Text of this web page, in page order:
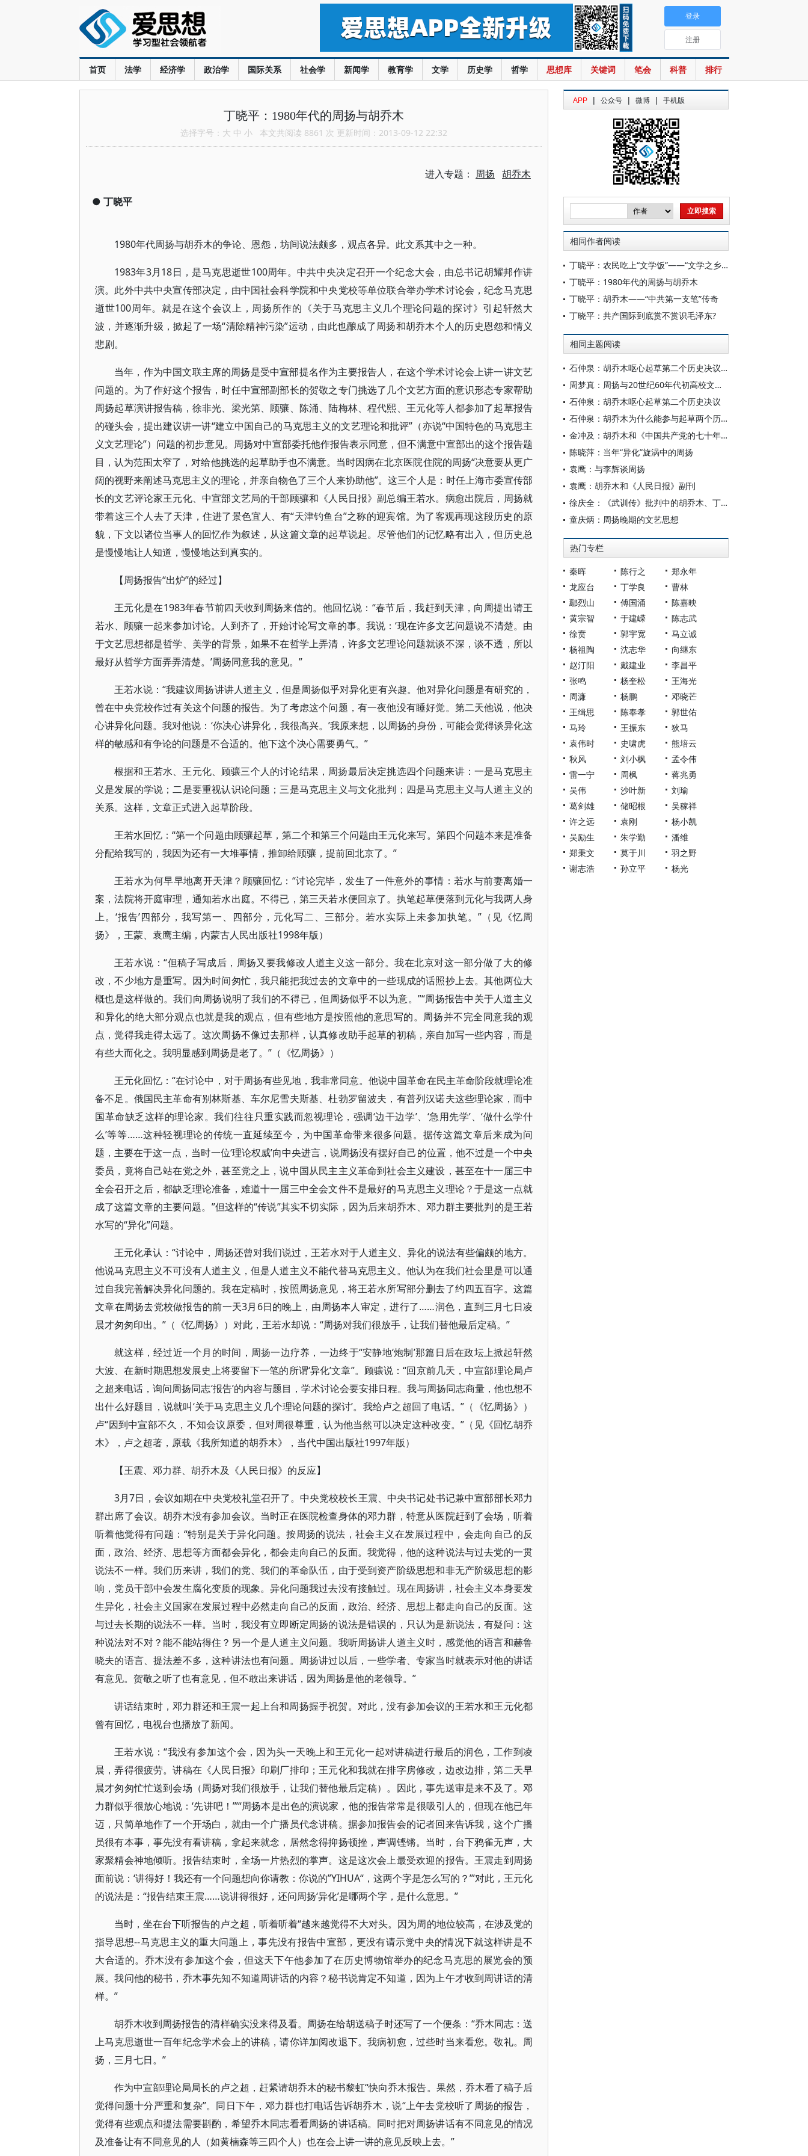
首页 法学 经济学 政治学 国际关系 社会学 新闻学 教育学 文学 历史学 哲学 思想库 关键词 笔会 科普 排行
登录
注册
丁晓平：1980年代的周扬与胡乔木
选择字号： 大 中 小 本文共阅读 8861 次 更新时间：2013-09-12 22:32
进入专题： 周扬 胡乔木
● 丁晓平
1980年代周扬与胡乔木的争论、恩怨，坊间说法颇多，观点各异。此文系其中之一种。
1983年3月18日，是马克思逝世100周年。中共中央决定召开一个纪念大会，由总书记胡耀邦作讲
演。此外中共中央宣传部决定，由中国社会科学院和中央党校等单位联合举办学术讨论会，纪念马克思
逝世100周年。就是在这个会议上，周扬所作的《关于马克思主义几个理论问题的探讨》引起轩然大
波，并逐渐升级，掀起了一场“清除精神污染”运动，由此也酿成了周扬和胡乔木个人的历史恩怨和情义
悲剧。
当年，作为中国文联主席的周扬是受中宣部提名作为主要报告人，在这个学术讨论会上讲一讲文艺
问题的。为了作好这个报告，时任中宣部副部长的贺敬之专门挑选了几个文艺方面的意识形态专家帮助
周扬起草演讲报告稿，徐非光、梁光第、顾骧、陈涌、陆梅林、程代熙、王元化等人都参加了起草报告
的碰头会，提出建议讲一讲“建立中国自己的马克思主义的文艺理论和批评”（亦说“中国特色的马克思主
义文艺理论”）问题的初步意见。周扬对中宣部委托他作报告表示同意，但不满意中宣部出的这个报告题
目，认为范围太窄了，对给他挑选的起草助手也不满意。当时因病在北京医院住院的周扬“决意要从更广
阔的视野来阐述马克思主义的理论，并亲自物色了三个人来协助他”。这三个人是：时任上海市委宣传部
长的文艺评论家王元化、中宣部文艺局的干部顾骧和《人民日报》副总编王若水。病愈出院后，周扬就
带着这三个人去了天津，住进了景色宜人、有“天津钓鱼台”之称的迎宾馆。为了客观再现这段历史的原
貌，下文以诸位当事人的回忆作为叙述，从这篇文章的起草说起。尽管他们的记忆略有出入，但历史总
是慢慢地让人知道，慢慢地达到真实的。
【周扬报告“出炉”的经过】
王元化是在1983年春节前四天收到周扬来信的。他回忆说：“春节后，我赶到天津，向周提出请王
若水、顾骧一起来参加讨论。人到齐了，开始讨论写文章的事。我说：‘现在许多文艺问题说不清楚。由
于文艺思想都是哲学、美学的背景，如果不在哲学上弄清，许多文艺理论问题就谈不深，谈不透，所以
最好从哲学方面弄弄清楚。’周扬同意我的意见。”
王若水说：“我建议周扬讲讲人道主义，但是周扬似乎对异化更有兴趣。他对异化问题是有研究的，
曾在中央党校作过有关这个问题的报告。为了考虑这个问题，有一夜他没有睡好觉。第二天他说，他决
心讲异化问题。我对他说：‘你决心讲异化，我很高兴。’我原来想，以周扬的身份，可能会觉得谈异化这
样的敏感和有争论的问题是不合适的。他下这个决心需要勇气。”
根据和王若水、王元化、顾骧三个人的讨论结果，周扬最后决定挑选四个问题来讲：一是马克思主
义是发展的学说；二是要重视认识论问题；三是马克思主义与文化批判；四是马克思主义与人道主义的
关系。这样，文章正式进入起草阶段。
王若水回忆：“第一个问题由顾骧起草，第二个和第三个问题由王元化来写。第四个问题本来是准备
分配给我写的，我因为还有一大堆事情，推卸给顾骧，提前回北京了。”
王若水为何早早地离开天津？顾骧回忆：“讨论完毕，发生了一件意外的事情：若水与前妻离婚一
案，法院将开庭审理，通知若水出庭。不得已，第三天若水便回京了。执笔起草便落到元化与我两人身
上。‘报告’四部分，我写第一、四部分，元化写二、三部分。若水实际上未参加执笔。”（见《忆周
扬》，王蒙、袁鹰主编，内蒙古人民出版社1998年版）
王若水说：“但稿子写成后，周扬又要我修改人道主义这一部分。我在北京对这一部分做了大的修
改，不少地方是重写。因为时间匆忙，我只能把我过去的文章中的一些现成的话照抄上去。其他两位大
概也是这样做的。我们向周扬说明了我们的不得已，但周扬似乎不以为意。”“周扬报告中关于人道主义
和异化的绝大部分观点也就是我的观点，但有些地方是按照他的意思写的。周扬并不完全同意我的观
点，觉得我走得太远了。这次周扬不像过去那样，认真修改助手起草的初稿，亲自加写一些内容，而是
有些大而化之。我明显感到周扬是老了。”（《忆周扬》）
王元化回忆：“在讨论中，对于周扬有些见地，我非常同意。他说中国革命在民主革命阶段就理论准
备不足。俄国民主革命有别林斯基、车尔尼雪夫斯基、杜勃罗留波夫，有普列汉诺夫这些理论家，而中
国革命缺乏这样的理论家。我们往往只重实践而忽视理论，强调‘边干边学’、‘急用先学’、‘做什么学什
么’等等……这种轻视理论的传统一直延续至今，为中国革命带来很多问题。据传这篇文章后来成为问
题，主要在于这一点，当时一位‘理论权威’向中央进言，说周扬没有摆好自己的位置，他不过是一个中央
委员，竟将自己站在党之外，甚至党之上，说中国从民主主义革命到社会主义建设，甚至在十一届三中
全会召开之后，都缺乏理论准备，难道十一届三中全会文件不是最好的马克思主义理论？于是这一点就
成了这篇文章的主要问题。”但这样的“传说”其实不切实际，因为后来胡乔木、邓力群主要批判的是王若
水写的“异化”问题。
王元化承认：“讨论中，周扬还曾对我们说过，王若水对于人道主义、异化的说法有些偏颇的地方。
他说马克思主义不可没有人道主义，但是人道主义不能代替马克思主义。他认为在我们社会里是可以通
过自我完善解决异化问题的。我在定稿时，按照周扬意见，将王若水所写部分删去了约四五百字。这篇
文章在周扬去党校做报告的前一天3月6日的晚上，由周扬本人审定，进行了……润色，直到三月七日凌
晨才匆匆印出。”（《忆周扬》）对此，王若水却说：“周扬对我们很放手，让我们替他最后定稿。”
就这样，经过近一个月的时间，周扬一边疗养，一边终于“安静地‘炮制’那篇日后在政坛上掀起轩然
大波、在新时期思想发展史上将要留下一笔的所谓‘异化’文章”。顾骧说：“回京前几天，中宣部理论局卢
之超来电话，询问周扬同志‘报告’的内容与题目，学术讨论会要安排日程。我与周扬同志商量，他也想不
出什么好题目，说就叫‘关于马克思主义几个理论问题的探讨’。我给卢之超回了电话。”（《忆周扬》）
卢“因到中宣部不久，不知会议原委，但对周很尊重，认为他当然可以决定这种改变。”（见《回忆胡乔
木》，卢之超著，原载《我所知道的胡乔木》，当代中国出版社1997年版）
【王震、邓力群、胡乔木及《人民日报》的反应】
3月7日，会议如期在中央党校礼堂召开了。中央党校校长王震、中央书记处书记兼中宣部部长邓力
群出席了会议。胡乔木没有参加会议。当时正在医院检查身体的邓力群，特意从医院赶到了会场，听着
听着他觉得有问题：“特别是关于异化问题。按周扬的说法，社会主义在发展过程中，会走向自己的反
面，政治、经济、思想等方面都会异化，都会走向自己的反面。我觉得，他的这种说法与过去党的一贯
说法不一样。我们历来讲，我们的党、我们的革命队伍，由于受到资产阶级思想和非无产阶级思想的影
响，党员干部中会发生腐化变质的现象。异化问题我过去没有接触过。现在周扬讲，社会主义本身要发
生异化，社会主义国家在发展过程中必然走向自己的反面，政治、经济、思想上都走向自己的反面。这
与过去长期的说法不一样。当时，我没有立即断定周扬的说法是错误的，只认为是新说法，有疑问：这
种说法对不对？能不能站得住？另一个是人道主义问题。我听周扬讲人道主义时，感觉他的语言和赫鲁
晓夫的语言、提法差不多，这种讲法也有问题。周扬讲过以后，一些学者、专家当时就表示对他的讲话
有意见。贺敬之听了也有意见，但不敢出来讲话，因为周扬是他的老领导。”
讲话结束时，邓力群还和王震一起上台和周扬握手祝贺。对此，没有参加会议的王若水和王元化都
曾有回忆，电视台也播放了新闻。
王若水说：“我没有参加这个会，因为头一天晚上和王元化一起对讲稿进行最后的润色，工作到凌
晨，弄得很疲劳。讲稿在《人民日报》印刷厂排印；王元化和我就在排字房修改，边改边排，第二天早
晨才匆匆忙忙送到会场（周扬对我们很放手，让我们替他最后定稿）。因此，事先送审是来不及了。邓
力群似乎很放心地说：‘先讲吧！’”“周扬本是出色的演说家，他的报告常常是很吸引人的，但现在他已年
迈，只简单地作了一个开场白，就由一个广播员代念讲稿。据参加报告会的记者回来告诉我，这个广播
员很有本事，事先没有看讲稿，拿起来就念，居然念得抑扬顿挫，声调铿锵。当时，台下鸦雀无声，大
家聚精会神地倾听。报告结束时，全场一片热烈的掌声。这是这次会上最受欢迎的报告。王震走到周扬
面前说：‘讲得好！我还有一个问题想向你请教：你说的”YIHUA“，这两个字是怎么写的？’”对此，王元化
的说法是：“报告结束王震……说讲得很好，还问周扬‘异化’是哪两个字，是什么意思。”
当时，坐在台下听报告的卢之超，听着听着“越来越觉得不大对头。因为周的地位较高，在涉及党的
指导思想--马克思主义的重大问题上，事先没有报告中宣部，更没有请示党中央的情况下就这样讲是不
大合适的。乔木没有参加这个会，但这天下午他参加了在历史博物馆举办的纪念马克思的展览会的预
展。我问他的秘书，乔木事先知不知道周讲话的内容？秘书说肯定不知道，因为上午才收到周讲话的清
样。”
胡乔木收到周扬报告的清样确实没来得及看。周扬在给胡送稿子时还写了一个便条：“乔木同志：送
上马克思逝世一百年纪念学术会上的讲稿，请你详加阅改退下。我病初愈，过些时当来看您。敬礼。周
扬，三月七日。”
作为中宣部理论局局长的卢之超，赶紧请胡乔木的秘书黎虹“快向乔木报告。果然，乔木看了稿子后
觉得问题十分严重和复杂”。同日下午，邓力群也打电话告诉胡乔木，说“上午去党校听了周扬的报告，
觉得有些观点和提法需要斟酌，希望乔木同志看看周扬的讲话稿。同时把对周扬讲话有不同意见的情况
及准备让有不同意见的人（如黄楠森等三四个人）也在会上讲一讲的意见反映上去。”
APP | 公众号 | 微博 | 手机版
相同作者阅读
丁晓平：农民吃上“文学饭”——“文学之乡”清溪村印象
丁晓平：1980年代的周扬与胡乔木
丁晓平：胡乔木——“中共第一支笔”传奇
丁晓平：共产国际到底赏不赏识毛泽东?
相同主题阅读
石仲泉：胡乔木呕心起草第二个历史决议（续）
周梦真：周扬与20世纪60年代初高校文科教材改革
石仲泉：胡乔木呕心起草第二个历史决议
石仲泉：胡乔木为什么能参与起草两个历史决议
金冲及：胡乔木和《中国共产党的七十年》
陈晓萍：当年“异化”旋涡中的周扬
袁鹰：与李辉谈周扬
袁鹰：胡乔木和《人民日报》副刊
徐庆全：《武训传》批判中的胡乔木、丁玲与周扬、夏衍
童庆炳：周扬晚期的文艺思想
热门专栏
秦晖 陈行之
郑永年
龙应台
丁学良
曹林
鄢烈山
傅国涌
陈嘉映
黄宗智
于建嵘
陈志武
徐贲
郭宇宽
马立诚
杨祖陶
沈志华
向继东
赵汀阳
戴建业
李昌平
张鸣
杨奎松
王海光
周濂
杨鹏
邓晓芒
王缉思
陈奉孝
郭世佑
马玲
王振东
狄马
袁伟时
史啸虎
熊培云
秋风
刘小枫
孟令伟
雷一宁
周枫
蒋兆勇
吴伟
沙叶新
刘瑜
葛剑雄
储昭根
吴稼祥
许之远
袁刚
杨小凯
吴励生
朱学勤
潘维
郑秉文
莫于川
羽之野
谢志浩
孙立平 杨光